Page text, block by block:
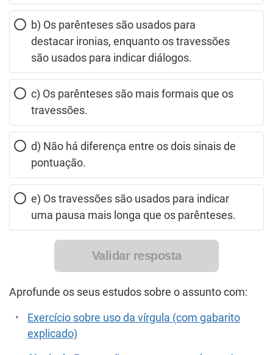
b) Os parênteses são usados para
destacar ironias, enquanto os travessões
são usados para indicar diálogos.
c) Os parênteses são mais formais que os
travessões.
d) Não há diferença entre os dois sinais de
pontuação.
e) Os travessões são usados para indicar
uma pausa mais longa que os parênteses.
Validar resposta
Aprofunde os seus estudos sobre o assunto com:
Exercício sobre uso da vírgula (com gabarito
explicado)